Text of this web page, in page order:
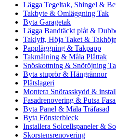
Lägga Tegeltak, Shingel &
Takbyte & Omläggning Tak
Byta Garagetak
Lägga Bandtäckt plåt &
Taklyft, Höja Taket &
Pappläggning & Takpapp
Takmålning & Måla Plåttak
Snöskottning & Snöröjning
Byta stuprör & Hängrännor
Plåtslageri
Montera Snörasskydd &
Fasadrenovering & Putsa
Byta Panel & Måla Träfasad
Byta Fönsterbleck
Installera Solcellspaneler &
Skorstensrenovering